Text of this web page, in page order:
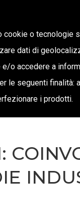
CHI
cookie o tecnologie
dati di
o accedere a
le seguenti finalità:
i prodotti.